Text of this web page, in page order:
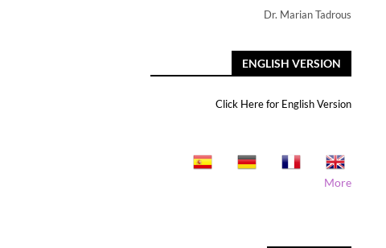
Dr. Marian Tadrous
ENGLISH VERSION
Click Here for English Version
More